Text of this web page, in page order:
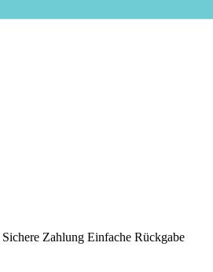
Sichere Zahlung Einfache Rückgabe